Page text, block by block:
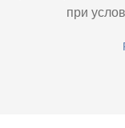
при